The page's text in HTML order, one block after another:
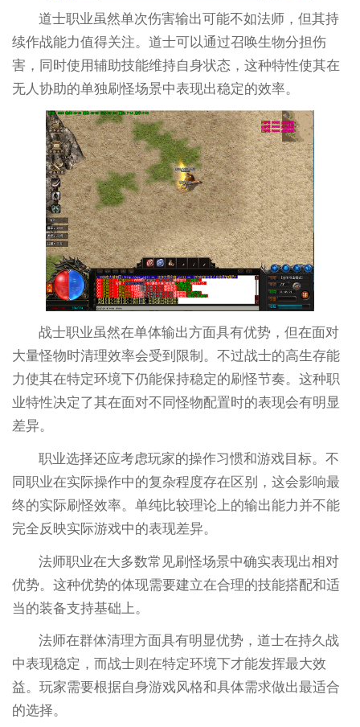
道士职业虽然单次伤害输出可能不如法师，但其持
续作战能力值得关注。道士可以通过召唤生物分担伤
害，同时使用辅助技能维持自身状态，这种特性使其在
无人协助的单独刷怪场景中表现出稳定的效率。
战士职业虽然在单体输出方面具有优势，但在面对
大量怪物时清理效率会受到限制。不过战士的高生存能
力使其在特定环境下仍能保持稳定的刷怪节奏。这种职
业特性决定了其在面对不同怪物配置时的表现会有明显
差异。
职业选择还应考虑玩家的操作习惯和游戏目标。不
同职业在实际操作中的复杂程度存在区别，这会影响最
终的实际刷怪效率。单纯比较理论上的输出能力并不能
完全反映实际游戏中的表现差异。
法师职业在大多数常见刷怪场景中确实表现出相对
优势。这种优势的体现需要建立在合理的技能搭配和适
当的装备支持基础上。
法师在群体清理方面具有明显优势，道士在持久战
中表现稳定，而战士则在特定环境下才能发挥最大效
益。玩家需要根据自身游戏风格和具体需求做出最适合
的选择。